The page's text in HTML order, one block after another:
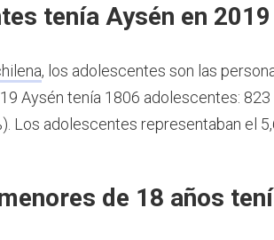
tenía Aysén en 2019
, los adolescentes son las
Aysén tenía 1806 adolescentes:
Los adolescentes representaban el
de 18 años